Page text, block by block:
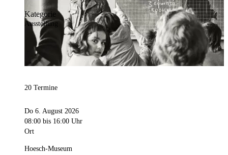
Kategorie
Ausstellung
20 Termine
Do 6. August 2026
08:00 bis 16:00 Uhr
Ort
Hoesch-Museum